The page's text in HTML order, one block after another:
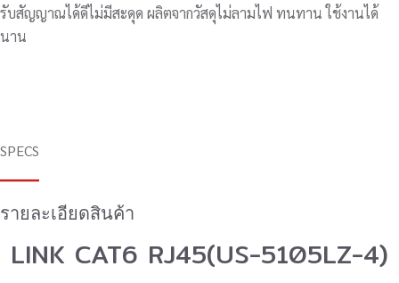
รับสัญญาณได้ดีไม่มีสะดุด ผลิตจากวัสดุไม่ลามไฟ ทนทาน ใช้งานได้
นาน
SPECS
รายละเอียดสินค้า
LINK CAT6 RJ45(US-5105LZ-4)